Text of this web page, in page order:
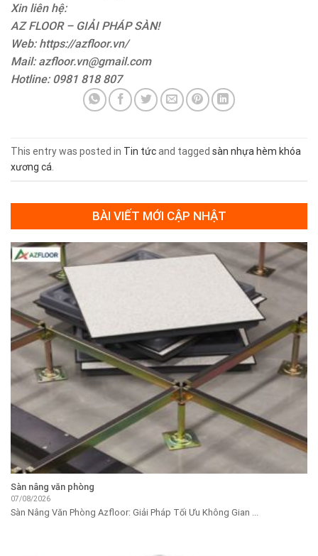
Xin liên hệ:
AZ FLOOR – GIẢI PHÁP SÀN!
Web: https://azfloor.vn/
Mail: azfloor.vn@gmail.com
Hotline: 0981 818 807
This entry was posted in Tin tứcand tagged sàn nhựa hèm khóa
xương cá
BÀI VIẾT MỚI CẬP NHẬT
Sàn nâng văn phòng
07/08/2026
Sàn Nâng Văn Phòng Azfloor: Giải Pháp Tối Ưu Không Gian ...